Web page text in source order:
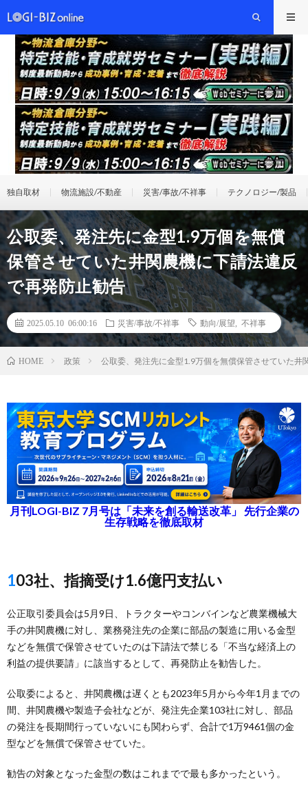
独自取材 物流施設/不動産 災害/事故/不祥事 テクノロジー/製品
公取委、発注先に金型1.9万個を無償
保管させていた井関農機に下請法違反
で再発防止勧告
2025.05.10 06:00:16 災害/事故/不祥事 動向/展望 不祥事
HOME 政策 公取委、発注先に金型1.9万個を無償保管させていた井
月刊LOGI-BIZ 7月号は「未来を創る輸送改革」 先行企業の
生存戦略を徹底取材
103社、指摘受け1.6億円支払い
公正取引委員会は5月9日、トラクターやコンバインなど農業機械大
手の井関農機に対し、業務発注先の企業に部品の製造に用いる金型
などを無償で保管させていたのは下請法で禁じる「不当な経済上の
利益の提供要請」に該当するとして、再発防止を勧告した。
公取委によると、井関農機は遅くとも2023年5月から今年1月までの
間、井関農機や製造子会社などが、発注先企業103社に対し、部品
の発注を長期間行っていないにも関わらず、合計で1万9461個の金
型などを無償で保管させていた。
勧告の対象となった金型の数はこれまでで最も多かったという。